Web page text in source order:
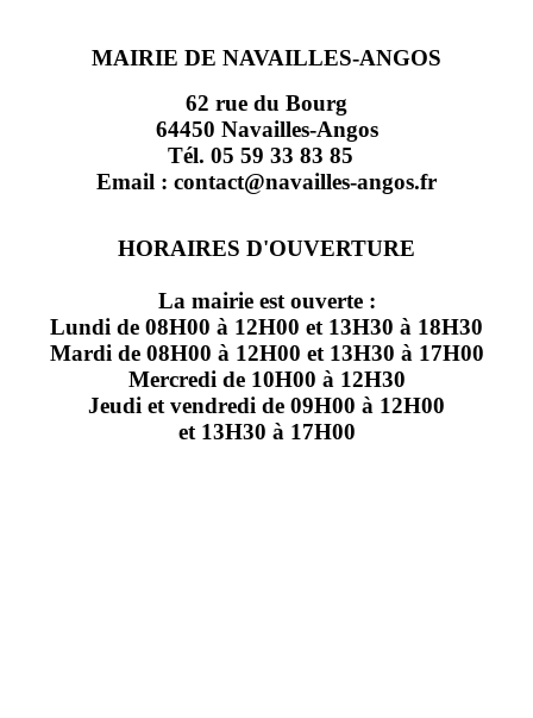
MAIRIE DE NAVAILLES-ANGOS
62 rue du Bourg
64450 Navailles-Angos
Tél. 05 59 33 83 85
Email : contact@navailles-angos.fr
HORAIRES D'OUVERTURE
La mairie est ouverte :
Lundi de 08H00 à 12H00 et 13H30 à 18H30
Mardi de 08H00 à 12H00 et 13H30 à 17H00
Mercredi de 10H00 à 12H30
Jeudi et vendredi de 09H00 à 12H00
et 13H30 à 17H00